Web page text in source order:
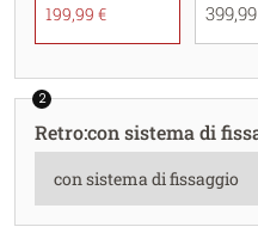
199,99 €
2
Retro:con sistema di